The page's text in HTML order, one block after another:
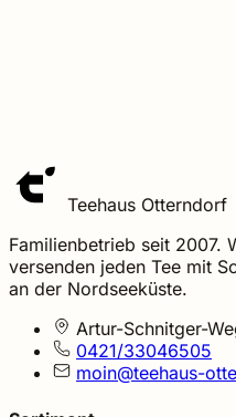
Teehaus Otterndorf
Familienbetrieb seit 2007.
versenden jeden Tee mit
an der Nordseeküste.
Artur-Schnitger-
0421/33046505
moin@teehaus-